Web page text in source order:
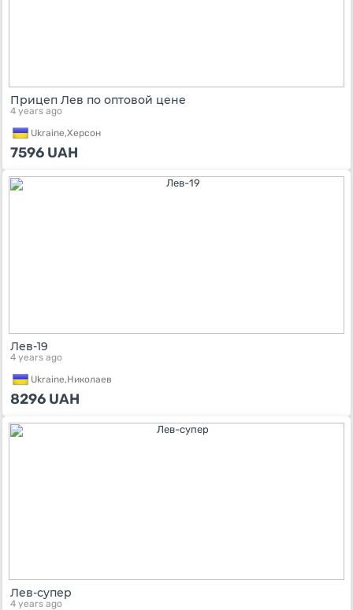
Прицеп Лев по оптовой цене
4 years ago
Ukraine,Херсон
7596 UAH
Лев-19
4 years ago
Ukraine,Николаев
8296 UAH
Лев-супер
4 years ago